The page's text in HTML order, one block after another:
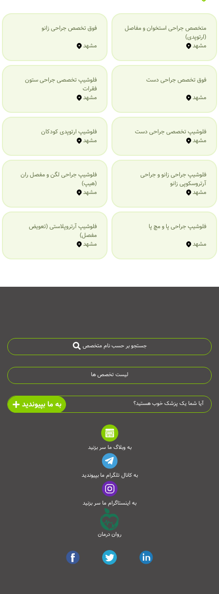
متخصص جراحی استخوان و مفاصل
(ارتوپدی)
مشهد
فوق تخصص جراحی زانو
مشهد
فوق تخصص جراحی دست
مشهد
فلوشیپ تخصصی جراحی ستون
فقرات
مشهد
فلوشیپ تخصصی جراحی دست
مشهد
فلوشیپ ارتوپدی کودکان
مشهد
فلوشیپ جراحی زانو و جراحی
آرتروسکوپی زانو
مشهد
فلوشیپ جراحی لگن و مفصل ران
(هیپ)
مشهد
فلوشیپ جراحی پا و مچ پا
مشهد
فلوشیپ آرتروپلاستی (تعویض
مفصل)
مشهد
جستجو بر حسب نام متخصص
لیست تخصص ها
آیا شما یک پزشک خوب هستید؟ به ما بپیوندید
به وبلاگ ما سر بزنید
به کانال تلگرام ما بپیوندید
به اینستاگرام ما سر بزنید
روان درمان